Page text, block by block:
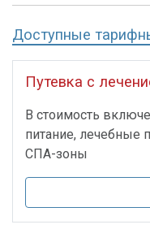
Доступные
Путевка с
В стоимость
питание, лечебные
СПА-зоны